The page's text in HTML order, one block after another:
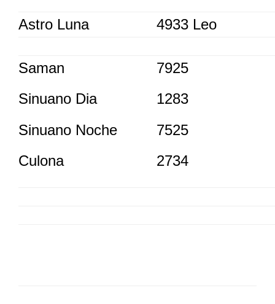
Astro Luna 4933 Leo
Saman
Sinuano Dia
Sinuano Noche
Culona
7925
1283
7525
2734